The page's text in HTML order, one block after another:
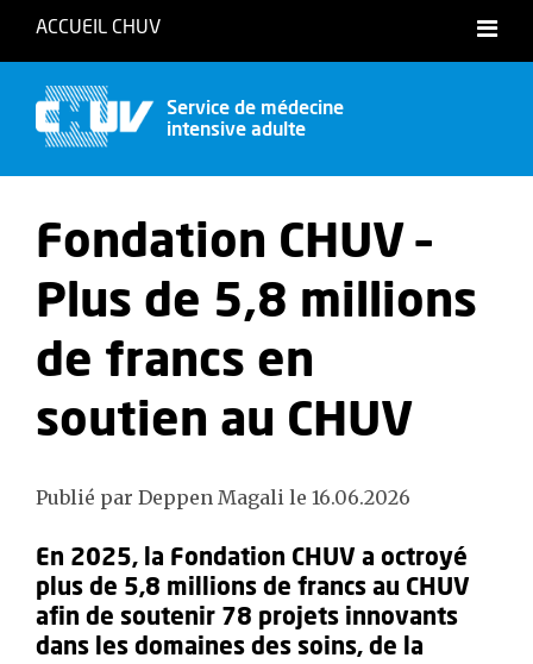
ACCUEIL CHUV
Service de médecine
intensive adulte
Fondation CHUV –
Plus de 5,8 millions
de francs en
soutien au CHUV
Publié par Deppen Magali le 16.06.2026
En 2025, la Fondation CHUV a octroyé
plus de 5,8 millions de francs au CHUV
afin de soutenir 78 projets innovants
dans les domaines des soins, de la